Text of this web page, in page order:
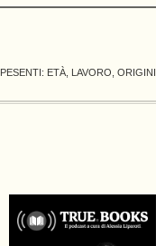
ETÀ, LAVORO, ORIGINI